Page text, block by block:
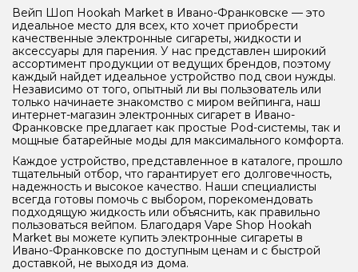
Вейп Шоп Hookah Market в Ивано-Франковске — это
идеальное место для всех, кто хочет приобрести
качественные электронные сигареты, жидкости и
аксессуары для парения. У нас представлен широкий
ассортимент продукции от ведущих брендов, поэтому
каждый найдет идеальное устройство под свои нужды.
Независимо от того, опытный ли вы пользователь или
только начинаете знакомство с миром вейпинга, наш
интернет-магазин электронных сигарет в Ивано-
Франковске предлагает как простые Pod-системы, так и
мощные батарейные моды для максимального комфорта.
Каждое устройство, представленное в каталоге, прошло
тщательный отбор, что гарантирует его долговечность,
надежность и высокое качество. Наши специалисты
всегда готовы помочь с выбором, порекомендовать
подходящую жидкость или объяснить, как правильно
пользоваться вейпом. Благодаря Vape Shop Hookah
Market вы можете купить электронные сигареты в
Ивано-Франковске по доступным ценам и с быстрой
доставкой, не выходя из дома.